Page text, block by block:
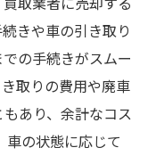
きや車の引き取り
の手続きがスムー
取りの費用や廃車
あり、余計なコス
車の状態に応じて